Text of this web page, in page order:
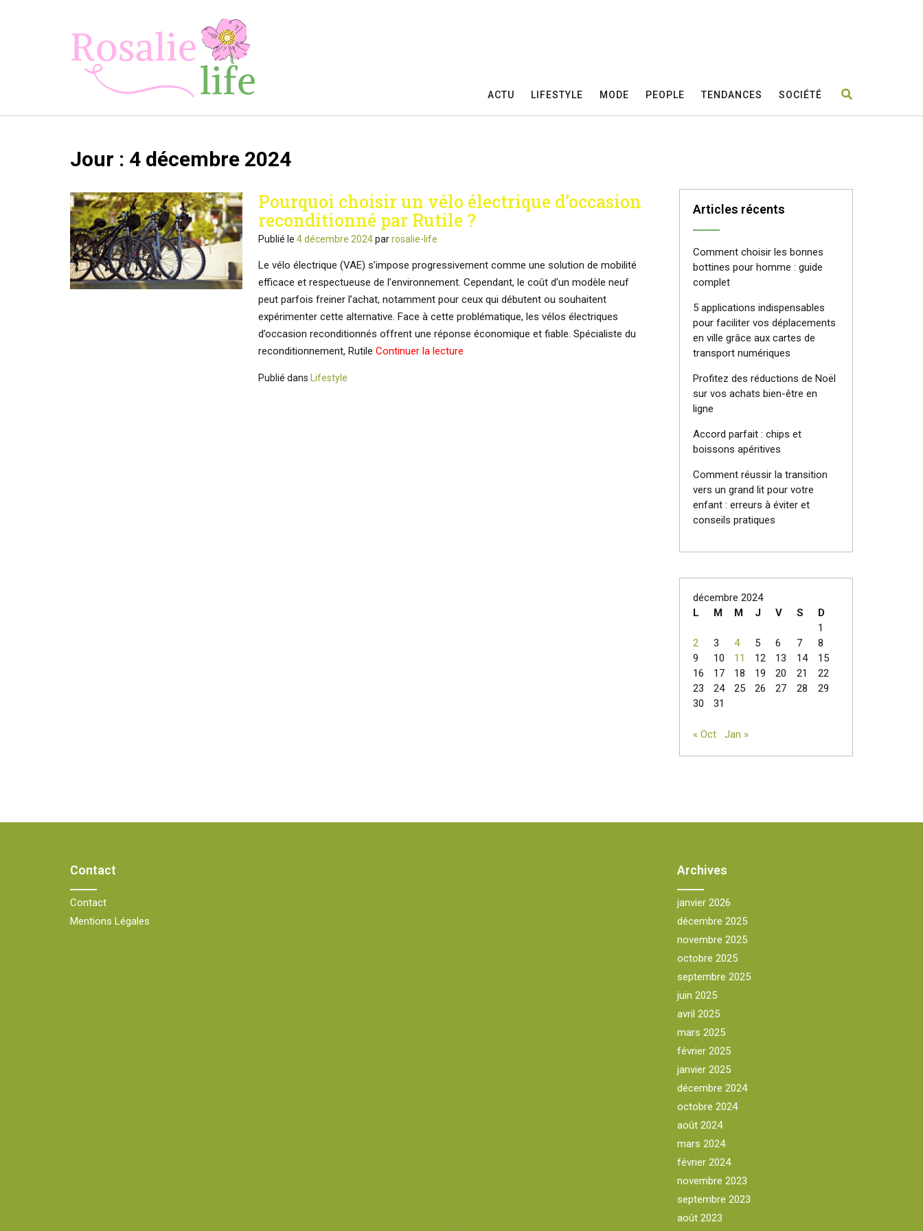
ACTU LIFESTYLE MODE PEOPLE TENDANCES SOCIÉTÉ
Jour : 4 décembre 2024
Pourquoi choisir un vélo électrique d’occasion
reconditionné par Rutile ?
Publié le 4 décembre 2024parrosalie-life
Le vélo électrique (VAE) s’impose progressivement comme une solution de mobilité
efficace et respectueuse de l’environnement. Cependant, le coût d’un modèle neuf
peut parfois freiner l’achat, notamment pour ceux qui débutent ou souhaitent
expérimenter cette alternative. Face à cette problématique, les vélos électriques
d’occasion reconditionnés offrent une réponse économique et fiable. Spécialiste du
reconditionnement, Rutile Continuer la lecture
Publié dans Lifestyle
Articles récents
Comment choisir les bonnes
bottines pour homme : guide
complet
5 applications indispensables
pour faciliter vos déplacements
en ville grâce aux cartes de
transport numériques
Profitez des réductions de Noël
sur vos achats bien-être en
ligne
Accord parfait : chips et
boissons apéritives
Comment réussir la transition
vers un grand lit pour votre
enfant : erreurs à éviter et
conseils pratiques
décembre 2024
L
M M J V S
D
1
2
3 4 5 6 7
8
9
10 11 12 13 14
15
16
17 18 19 20 21
22
23
24 25 26 27 28
29
30
31
« Oct Jan »
Contact
Contact
Mentions Légales
Archives
janvier 2026
décembre 2025
novembre 2025
octobre 2025
septembre 2025
juin 2025
avril 2025
mars 2025
février 2025
janvier 2025
décembre 2024
octobre 2024
août 2024
mars 2024
février 2024
novembre 2023
septembre 2023
août 2023